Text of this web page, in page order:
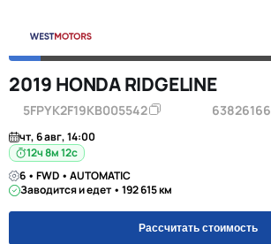
2019 HONDA RIDGELINE
5FPYK2F19KB005542 63826166
чт, 6 авг, 14:00
12ч 8м 11с
6 • FWD • AUTOMATIC
Заводится и едет • 192 615 км
Рассчитать стоимость